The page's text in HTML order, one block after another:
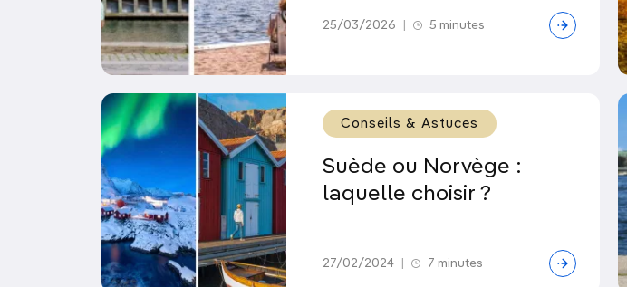
25/03/2026 5 minutes
Conseils & Astuces
Suède ou Norvège :
laquelle choisir ?
27/02/2024 7 minutes